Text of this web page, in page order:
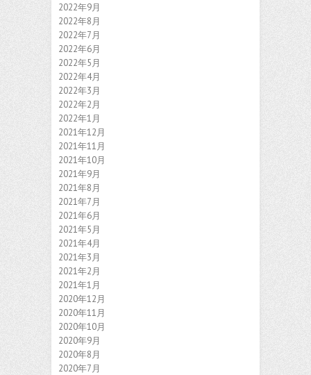
2022年9月
2022年8月
2022年7月
2022年6月
2022年5月
2022年4月
2022年3月
2022年2月
2022年1月
2021年12月
2021年11月
2021年10月
2021年9月
2021年8月
2021年7月
2021年6月
2021年5月
2021年4月
2021年3月
2021年2月
2021年1月
2020年12月
2020年11月
2020年10月
2020年9月
2020年8月
2020年7月